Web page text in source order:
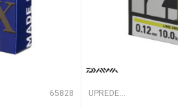
65828 UPREDENE STRUNE